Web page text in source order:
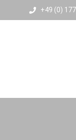
+49 (0)